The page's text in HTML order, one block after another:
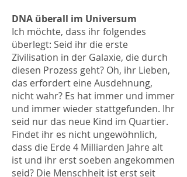
DNA überall im Universum
Ich möchte, dass ihr folgendes
überlegt: Seid ihr die erste
Zivilisation in der Galaxie, die durch
diesen Prozess geht? Oh, ihr Lieben,
das erfordert eine Ausdehnung,
nicht wahr? Es hat immer und immer
und immer wieder stattgefunden. Ihr
seid nur das neue Kind im Quartier.
Findet ihr es nicht ungewöhnlich,
dass die Erde 4 Milliarden Jahre alt
ist und ihr erst soeben angekommen
seid? Die Menschheit ist erst seit